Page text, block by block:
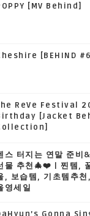
[MV Behind]
[BEHIND
ReVe Festival
[Jacket
스 터지는 연말 준비
물 추천🎄❤️ | 찐템,
, 보습템, 기초템추
영세일